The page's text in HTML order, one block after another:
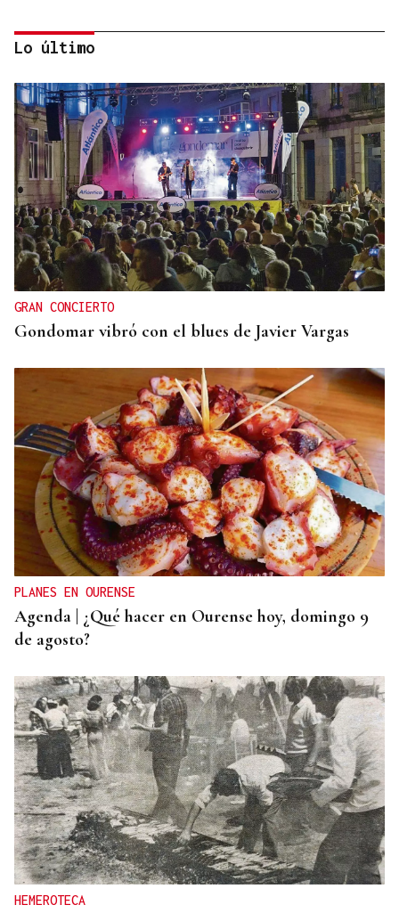
ASOCIACIONES EMPRESARIALES
La Asociación Empresarial de Valdeorras busca
continuar con la línea actual de promoción
Lo último
GRAN CONCIERTO
Gondomar vibró con el blues de Javier Vargas
PLANES EN OURENSE
Agenda | ¿Qué hacer en Ourense hoy, domingo 9
de agosto?
HEMEROTECA